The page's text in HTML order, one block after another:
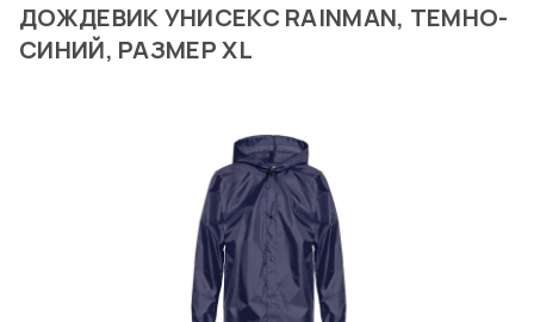
ДОЖДЕВИК УНИСЕКС RAINMAN, ТЕМНО-
СИНИЙ, РАЗМЕР XL